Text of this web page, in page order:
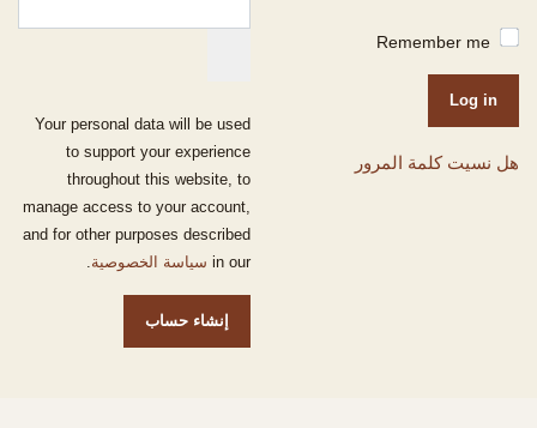
Remember me
Log in
هل نسيت كلمة المرور
Your personal data will be used
to support your experience
throughout this website, to
manage access to your account,
and for other purposes described
in our سياسة الخصوصية.
إنشاء حساب